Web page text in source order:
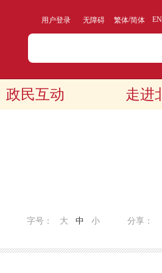
用户登录 无障碍 繁体/简体
政民互动 走进
分享：
字号： 大 中 小